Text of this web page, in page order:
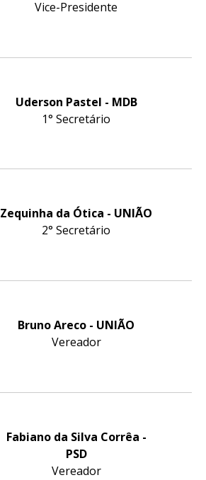
Vice-Presidente
Uderson Pastel - MDB
1° Secretário
Zequinha da Ótica - UNIÃO
2° Secretário
Bruno Areco - UNIÃO
Vereador
Fabiano da Silva Corrêa -
PSD
Vereador